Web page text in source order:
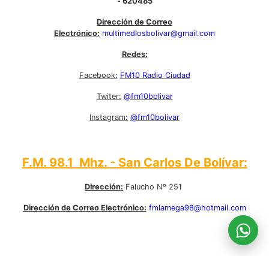
Dirección de Correo
Electrónico: multimediosbolivar@gmail.com
Redes:
Facebook: FM10 Radio Ciudad
Twiter: @fm10bolivar
Instagram: @fm10bolivar
F.M. 98.1 Mhz. - San Carlos De Bolívar:
Dirección: Falucho Nº 251
Dirección de Correo Electrónico: fmlamega98@hotmail.com